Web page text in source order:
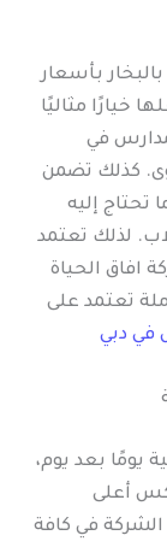
بأسعار
خيارًا مثاليًا
في
كذلك تضمن
تحتاج إليه
لذلك تعتمد
افاق الحياة
تعتمد على
في دبي
يومًا بعد يوم،
أعلى
الشركة في كافة